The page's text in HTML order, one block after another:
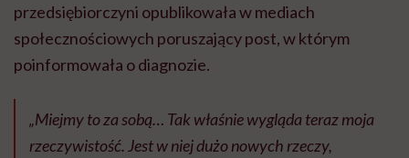
przedsiębiorczyni opublikowała w mediach
społecznościowych poruszający post, w którym
poinformowała o diagnozie.
„Miejmy to za sobą… Tak właśnie wygląda teraz moja
rzeczywistość. Jest w niej dużo nowych rzeczy,